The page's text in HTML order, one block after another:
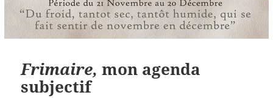
Frimaire, mon agenda
subjectif